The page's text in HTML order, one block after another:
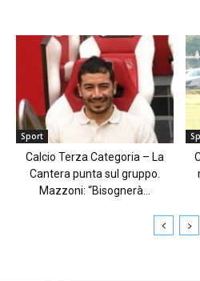
Sport
Calcio Terza Categoria – La
Cantera punta sul gruppo.
Mazzoni: “Bisognerà...